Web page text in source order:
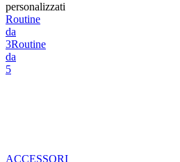
personalizzati
Routine
da
3Routine
da
5
ACCESSORI